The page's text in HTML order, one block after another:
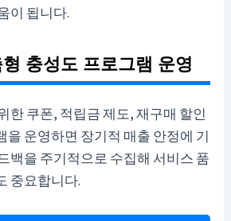
이 됩니다.
충성도 프로그램 운영
한 쿠폰, 적립금 제도, 재구매 할인
을 운영하면 장기적 매출 안정에 기
백을 주기적으로 수집해 서비스 품
중요합니다.